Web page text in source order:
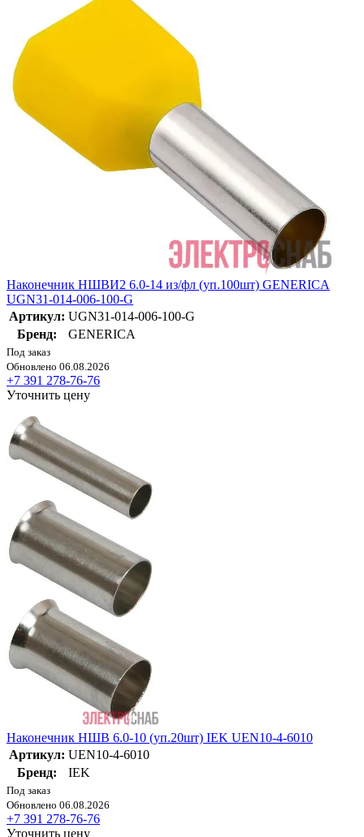
Наконечник НШВИ2 6.0-14 из/фл (уп.100шт) GENERICA
UGN31-014-006-100-G
Артикул: UGN31-014-006-100-G
Бренд:
GENERICA
Под заказ
Обновлено 06.08.2026
+7 391 278-76-76
Уточнить цену
Наконечник НШВ 6.0-10 (уп.20шт) IEK UEN10-4-6010
Артикул: UEN10-4-6010
Бренд:
IEK
Под заказ
Обновлено 06.08.2026
+7 391 278-76-76
Уточнить цену